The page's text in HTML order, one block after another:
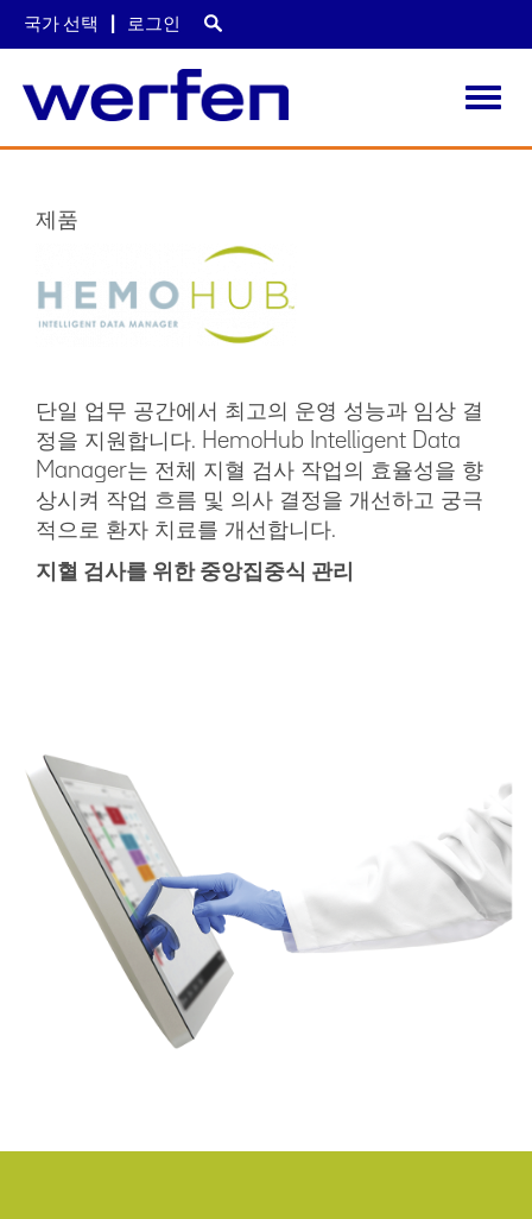
국가 선택 로그인
제품
단일 업무 공간에서 최고의 운영 성능과 임상 결
정을 지원합니다. HemoHub Intelligent Data
Manager는 전체 지혈 검사 작업의 효율성을 향
상시켜 작업 흐름 및 의사 결정을 개선하고 궁극
적으로 환자 치료를 개선합니다.
지혈 검사를 위한 중앙집중식 관리